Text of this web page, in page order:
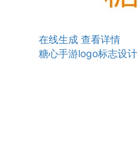
在线生成 查看详情
糖心手游logo标志设计